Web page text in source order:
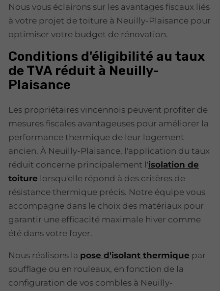
Nous vous éclairons sur les avantages fiscaux liés
à votre projet de toiture à Neuilly-Plaisance pour
optimiser votre budget de rénovation.
Conditions d'éligibilité au taux
de TVA réduit à Neuilly-
Plaisance
Les propriétaires vincennois peuvent profiter de
mesures fiscales avantageuses pour améliorer la
performance thermique de leur logement
ancien. À Neuilly-Plaisance, l'application du taux
réduit concerne principalement l'isolation de
toiture lorsqu'elle répond à des critères de
résistance thermique précis. Notre équipe vous
accompagne dans le choix des matériaux pour
garantir une efficacité maximale hiver comme
été dans votre foyer.
Nous réalisons la pose d'isolant thermique par
soufflage ou en rouleaux, en fonction de la
configuration de vos combles à Neuilly-